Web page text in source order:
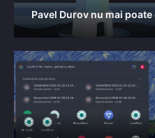
Pavel Durov nu mai